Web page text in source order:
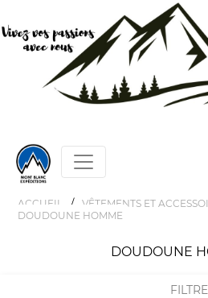
ACCUEIL / VÊTEMENTS ET
DOUDOUNE HOMME
DOUDOUNE